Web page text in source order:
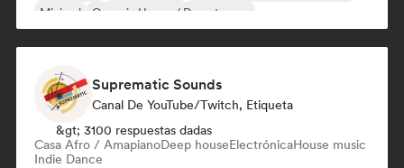
Minimal
Organic House / Downtempo
Suprematic Sounds
Canal De YouTube/Twitch, Etiqueta
&gt; 3100 respuestas dadas
Casa Afro / AmapianoDeep houseElectrónicaHouse music
Indie Dance